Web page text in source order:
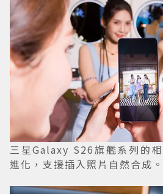
三星Galaxy S26旗艦系列的
進化，支援插入照片自然合成